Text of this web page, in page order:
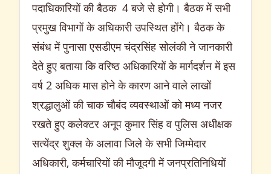
पदाधिकारियों की बैठक 4 बजे से होगी। बैठक में सभी
प्रमुख विभागों के अधिकारी उपस्थित होंगे। बैठक के
संबंध में पुनासा एसडीएम चंद्रसिंह सोलंकी ने जानकारी
देते हुए बताया कि वरिष्ठ अधिकारियों के मार्गदर्शन में इस
वर्ष 2 अधिक मास होने के कारण आने वाले लाखों
श्रद्धालुओं की चाक चौबंद व्यवस्थाओं को मध्य नजर
रखते हुए कलेक्टर अनूप कुमार सिंह व पुलिस अधीक्षक
सत्येंद्र शुक्ल के अलावा जिले के सभी जिम्मेदार
अधिकारी, कर्मचारियों की मौजूदगी में जनप्रतिनिधियों